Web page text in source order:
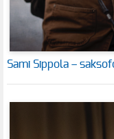
Sami Sippola –